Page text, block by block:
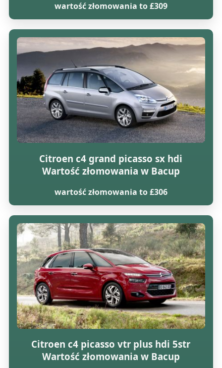
wartość złomowania to £309
Citroen c4 grand picasso sx hdi
Wartość złomowania w Bacup
wartość złomowania to £306
Citroen c4 picasso vtr plus hdi 5str
Wartość złomowania w Bacup